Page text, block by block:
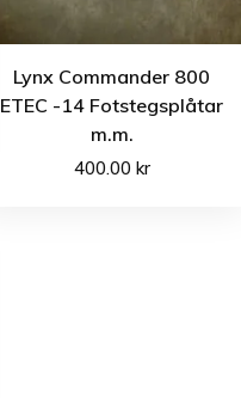
Lynx Commander 800
ETEC -14 Fotstegsplåtar
m.m.
400.00 kr